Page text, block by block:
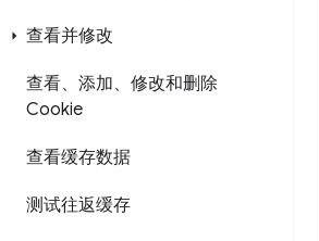
查看并修改
查看、添加、修改和删除
Cookie
查看缓存数据
测试往返缓存